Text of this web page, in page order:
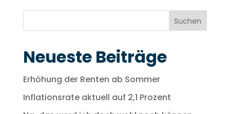
Suchen
Neueste Beiträge
Erhöhung der Renten ab Sommer
Inflationsrate aktuell auf 2,1 Prozent